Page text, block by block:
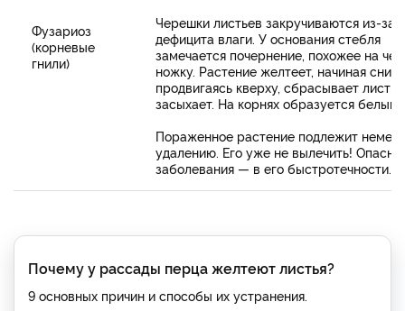
Фузариоз
(корневые
гнили)
Черешки листьев закручиваются из-за
дефицита влаги. У основания стебля
замечается почернение, похожее на
ножку. Растение желтеет, начиная
продвигаясь кверху, сбрасывает
засыхает. На корнях образуется белый
Пораженное растение подлежит
удалению. Его уже не вылечить!
заболевания — в его быстротечности.
Почему у рассады перца желтеют листья?
9 основных причин и способы их устранения.